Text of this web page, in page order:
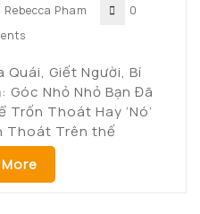
Rebecca Pham
0
Quái, Giết Người, Bí
Góc Nhỏ Nhỏ Bạn Đã
Trốn Thoát Hay ‘Nó’
Thoát Trên thế